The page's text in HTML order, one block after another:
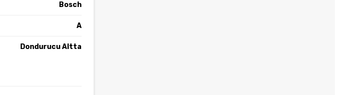
Bosch
A
Dondurucu Altta